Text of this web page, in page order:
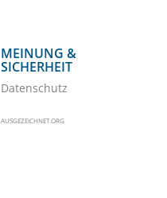
MEINUNG &
SICHERHEIT
Datenschutz
AUSGEZEICHNET.ORG